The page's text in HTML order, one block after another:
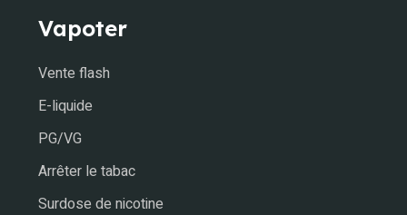
Vapoter
Vente flash
E-liquide
PG/VG
Arrêter le tabac
Surdose de nicotine